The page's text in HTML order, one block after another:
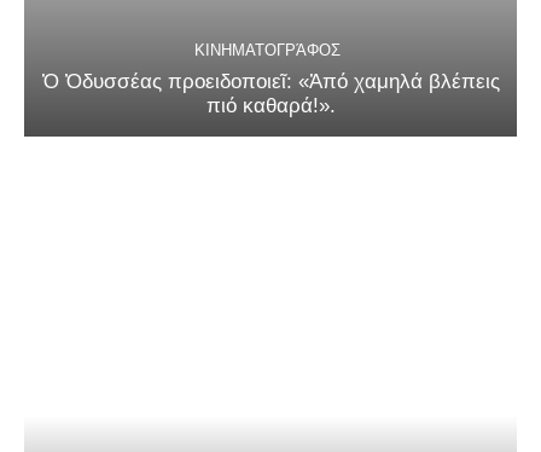
ΚΙΝΗΜΑΤΟΓΡΆΦΟΣ
Ὁ Ὀδυσσέας προειδοποιεῖ: «Ἀπό χαμηλά βλέπεις
πιό καθαρά!».